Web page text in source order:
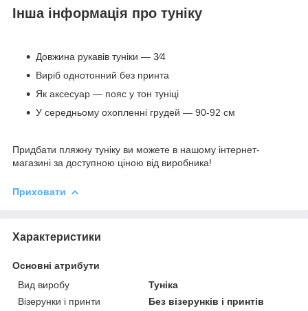
Інша інформація про туніку
Довжина рукавів туніки — 3⁄4
Виріб однотонний без принта
Як аксесуар — пояс у тон туніці
У середньому охопленні грудей — 90-92 см
Придбати пляжну туніку ви можете в нашому інтернет-
магазині за доступною ціною від виробника!
Приховати
Характеристики
Основні атрибути
Вид виробу
Туніка
Візерунки і принти
Без візерунків і принтів